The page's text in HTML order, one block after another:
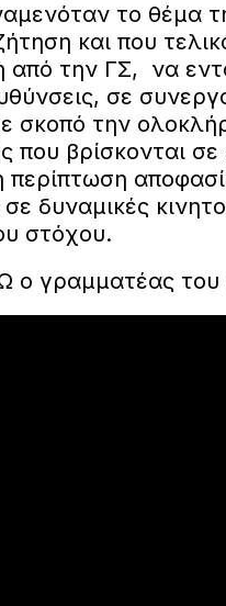
το θέμα
και που
την ΓΣ, να
σε
σκοπό την
που βρίσκονται
περίπτωση
δυναμικές
στόχου.
ο γραμματέας του